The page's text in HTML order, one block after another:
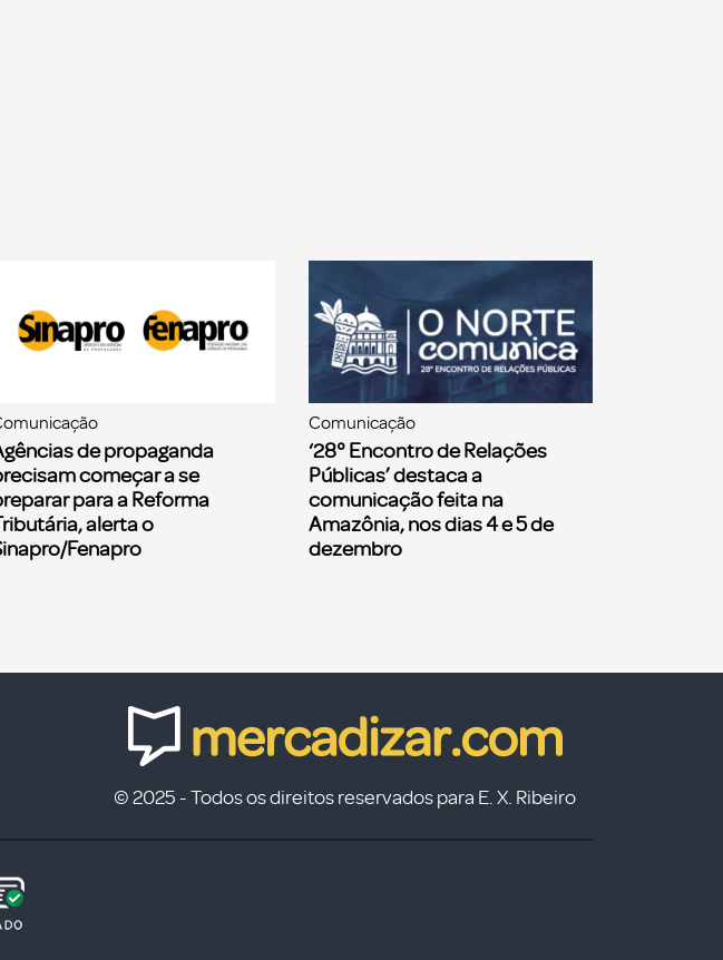
de propaganda
começar a se
para a Reforma
alerta o
Fenapro
Comunicação
‘28° Encontro de Relações
Públicas’ destaca a
comunicação feita na
Amazônia, nos dias 4 e 5 de
dezembro
© 2025 - Todos os direitos reservados para E. X. Ribeiro